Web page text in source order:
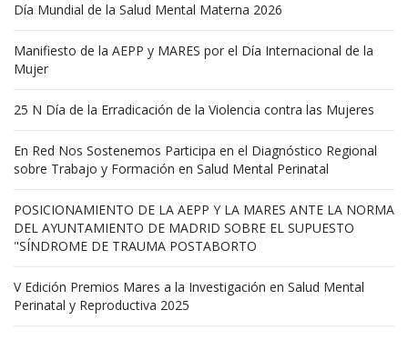
Día Mundial de la Salud Mental Materna 2026
Manifiesto de la AEPP y MARES por el Día Internacional de la
Mujer
25 N Día de la Erradicación de la Violencia contra las Mujeres
En Red Nos Sostenemos Participa en el Diagnóstico Regional
sobre Trabajo y Formación en Salud Mental Perinatal
POSICIONAMIENTO DE LA AEPP Y LA MARES ANTE LA NORMA
DEL AYUNTAMIENTO DE MADRID SOBRE EL SUPUESTO
"SÍNDROME DE TRAUMA POSTABORTO
V Edición Premios Mares a la Investigación en Salud Mental
Perinatal y Reproductiva 2025